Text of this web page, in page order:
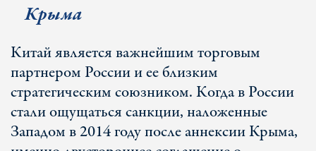
Крыма
Китай является важнейшим торговым
партнером России и ее близким
стратегическим союзником. Когда в России
стали ощущаться санкции, наложенные
Западом в 2014 году после аннексии Крыма,